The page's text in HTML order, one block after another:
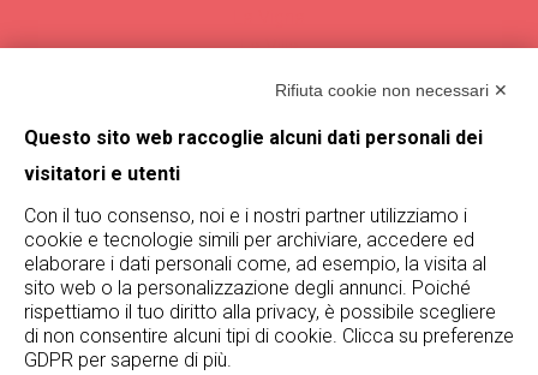
La Villa
Magazine
Rimani aggiornato su De Buris
iscrivendoti alla nostra newsletter!
Iscriviti
Rifiuta cookie non necessari ✕
Questo sito web raccoglie alcuni dati personali dei
visitatori e utenti
Con il tuo consenso, noi e i nostri partner utilizziamo i
cookie e tecnologie simili per archiviare, accedere ed
elaborare i dati personali come, ad esempio, la visita al
sito web o la personalizzazione degli annunci. Poiché
rispettiamo il tuo diritto alla privacy, è possibile scegliere
di non consentire alcuni tipi di cookie. Clicca su preferenze
GDPR per saperne di più.